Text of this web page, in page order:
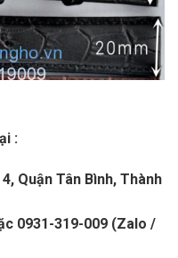
:
Quận Tân Bình, Thành
0931-319-009 (Zalo /